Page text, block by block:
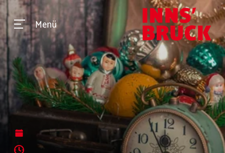
Menü